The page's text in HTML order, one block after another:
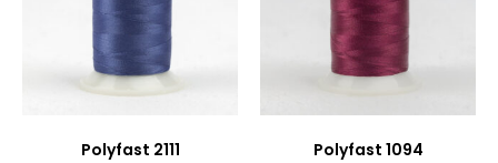
Polyfast 2111
Polyfast 1094